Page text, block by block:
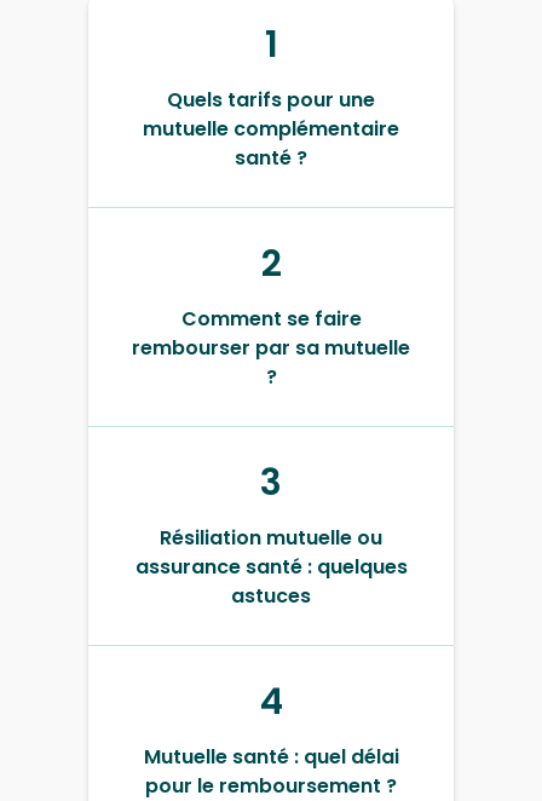
1
Quels tarifs pour une
mutuelle complémentaire
santé ?
2
Comment se faire
rembourser par sa mutuelle
?
3
Résiliation mutuelle ou
assurance santé : quelques
astuces
4
Mutuelle santé : quel délai
pour le remboursement ?